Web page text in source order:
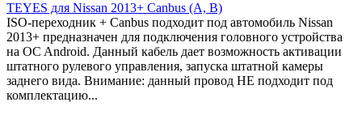
TEYES для Nissan 2013+ Canbus (A, B)
ISO-переходник + Canbus подходит под автомобиль Nissan
2013+ предназначен для подключения головного устройства
на OC Android. Данный кабель дает возможность активации
штатного рулевого управления, запуска штатной камеры
заднего вида. Внимание: данный провод НЕ подходит под
комплектацию...